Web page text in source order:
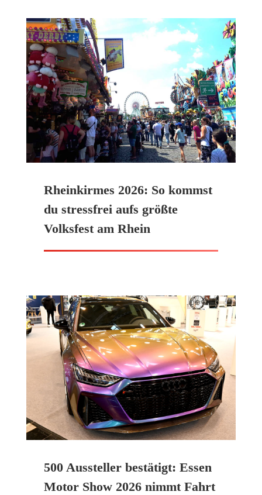
Rheinkirmes 2026: So kommst
du stressfrei aufs größte
Volksfest am Rhein
500 Aussteller bestätigt: Essen
Motor Show 2026 nimmt Fahrt